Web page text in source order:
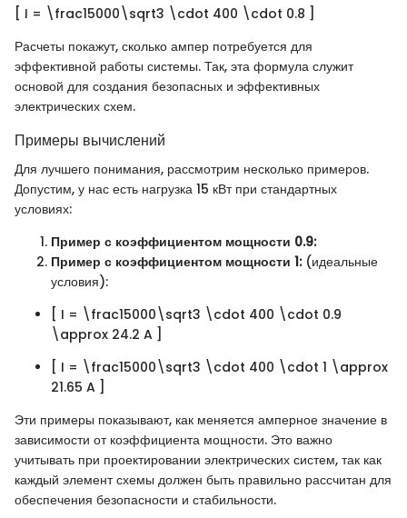
[ I = \frac15000\sqrt3 \cdot 400 \cdot 0.8 ]
Расчеты покажут, сколько ампер потребуется для
эффективной работы системы. Так, эта формула служит
основой для создания безопасных и эффективных
электрических схем.
Примеры вычислений
Для лучшего понимания, рассмотрим несколько примеров.
Допустим, у нас есть нагрузка 15 кВт при стандартных
условиях:
Пример с коэффициентом мощности 0.9:
Пример с коэффициентом мощности 1:(идеальные
условия):
[ I = \frac15000\sqrt3 \cdot 400 \cdot 0.9
\approx 24.2 A ]
[ I = \frac15000\sqrt3 \cdot 400 \cdot 1 \approx
21.65 A ]
Эти примеры показывают, как меняется амперное значение в
зависимости от коэффициента мощности. Это важно
учитывать при проектировании электрических систем, так как
каждый элемент схемы должен быть правильно рассчитан для
обеспечения безопасности и стабильности.